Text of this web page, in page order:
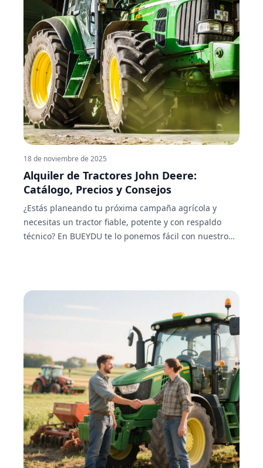
18 de noviembre de 2025
Alquiler de Tractores John Deere:
Catálogo, Precios y Consejos
¿Estás planeando tu próxima campaña agrícola y
necesitas un tractor fiable, potente y con respaldo
técnico? En BUEYDU te lo ponemos fácil con nuestro
encontrarás el modelo perfecto para tus tareas, con
precios transparentes, soporte total y garantías que